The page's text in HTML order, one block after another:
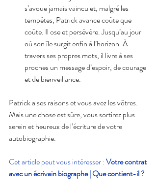
s’avoue jamais vaincu et, malgré les
tempêtes, Patrick avance coûte que
coûte. Il ose et persévère. Jusqu’au jour
où son île surgit enfin à l’horizon. À
travers ses propres mots, il livre à ses
proches un message d’espoir, de courage
et de bienveillance.
Patrick a ses raisons et vous avez les vôtres.
Mais une chose est sûre, vous sortirez plus
serein et heureux de l’écriture de votre
autobiographie.
Cet article peut vous intéresser : Votre contrat
avec un écrivain biographe | Que contient-il ?